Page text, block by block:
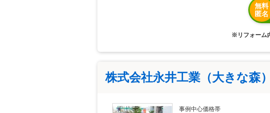
無料
匿名
※リフォーム
株式会社永井工業（大きな森）
事例中心価格帯